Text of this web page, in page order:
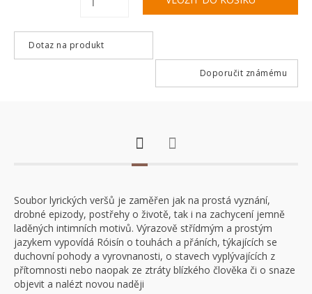
Dotaz na produkt
Doporučit známému
Soubor lyrických veršů je zaměřen jak na prostá vyznání,
drobné epizody, postřehy o životě, tak i na zachycení jemně
laděných intimních motivů. Výrazově střídmým a prostým
jazykem vypovídá Róisín o touhách a přáních, týkajících se
duchovní pohody a vyrovnanosti, o stavech vyplývajících z
přítomnosti nebo naopak ze ztráty blízkého člověka či o snaze
objevit a nalézt novou naději